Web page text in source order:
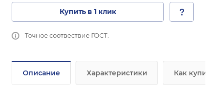
Купить в 1 клик
Точное соотвествие ГОСТ.
Описание Характеристики Как купить